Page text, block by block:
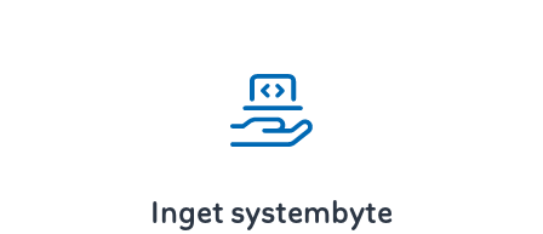
Inget systembyte